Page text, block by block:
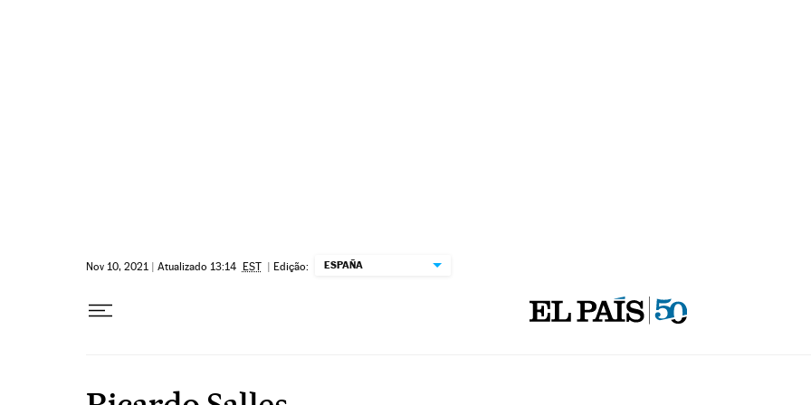
Nov 10, 2021 | Atualizado 13:14 EST | Edição: ESPAÑA